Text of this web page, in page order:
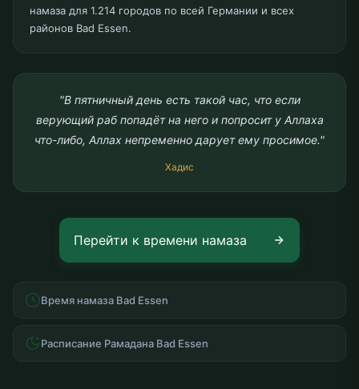
намаза для 1.214 городов по всей Германии и всех
районов Bad Essen.
"В пятничный день есть такой час, что если
верующий раб попадёт на него и попросит у Аллаха
что-либо, Аллах непременно дарует ему просимое."
Хадис
Перейти к времени намаза
Время намаза Bad Essen
Расписание Рамадана Bad Essen